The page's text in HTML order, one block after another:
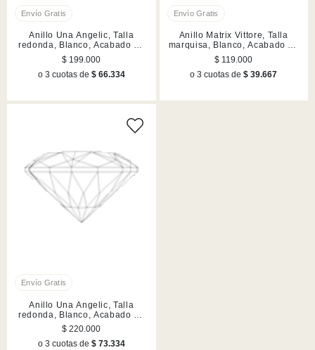
Anillo Una Angelic, Talla
redonda, Blanco, Acabado en
rodio
$ 199.000
o 3 cuotas de $ 66.334
Anillo Matrix Vittore, Talla
marquisa, Blanco, Acabado en
tono oro rosa
$ 119.000
o 3 cuotas de$ 39.667
Anillo Una Angelic, Talla
redonda, Blanco, Acabado en
tono oro rosa
$ 220.000
o 3 cuotas de $ 73.334